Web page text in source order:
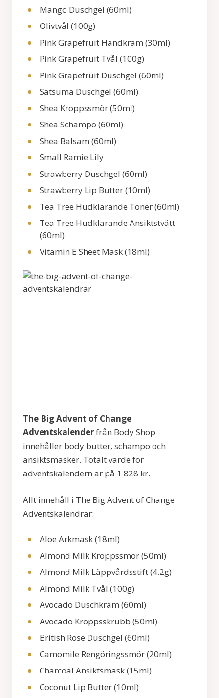
Mango Duschgel (60ml)
Olivtvål (100g)
Pink Grapefruit Handkräm (30ml)
Pink Grapefruit Tvål (100g)
Pink Grapefruit Duschgel (60ml)
Satsuma Duschgel (60ml)
Shea Kroppssmör (50ml)
Shea Schampo (60ml)
Shea Balsam (60ml)
Small Ramie Lily
Strawberry Duschgel (60ml)
Strawberry Lip Butter (10ml)
Tea Tree Hudklarande Toner (60ml)
Tea Tree Hudklarande Ansiktstvätt
(60ml)
Vitamin E Sheet Mask (18ml)
The Big Advent of Change
Adventskalenderfrån Body Shop
innehåller body butter, schampo och
ansiktsmasker. Totalt värde för
adventskalendern är på 1 828 kr.
Allt innehåll i The Big Advent of Change
Adventskalendrar:
Aloe Arkmask (18ml)
Almond Milk Kroppssmör (50ml)
Almond Milk Läppvårdsstift (4.2g)
Almond Milk Tvål (100g)
Avocado Duschkräm (60ml)
Avocado Kroppsskrubb (50ml)
British Rose Duschgel (60ml)
Camomile Rengöringssmör (20ml)
Charcoal Ansiktsmask (15ml)
Coconut Lip Butter (10ml)